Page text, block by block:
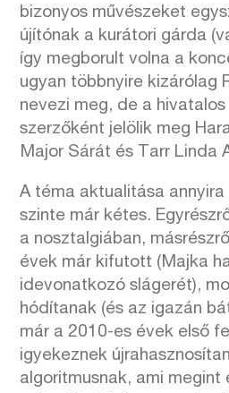
bizonyos művészeket
újítónak a kurátori gárda
így megborult volna a
ugyan többnyire kizárólag
nevezi meg, de a
szerzőként jelölik meg
Major Sárát és Tarr Linda
A téma aktualitása
szinte már kétes.
a nosztalgiában,
évek már kifutott (Majka
idevonatkozó slágerét),
hódítanak (és az igazán
már a 2010-es évek első
igyekeznek
algoritmusnak, ami megint